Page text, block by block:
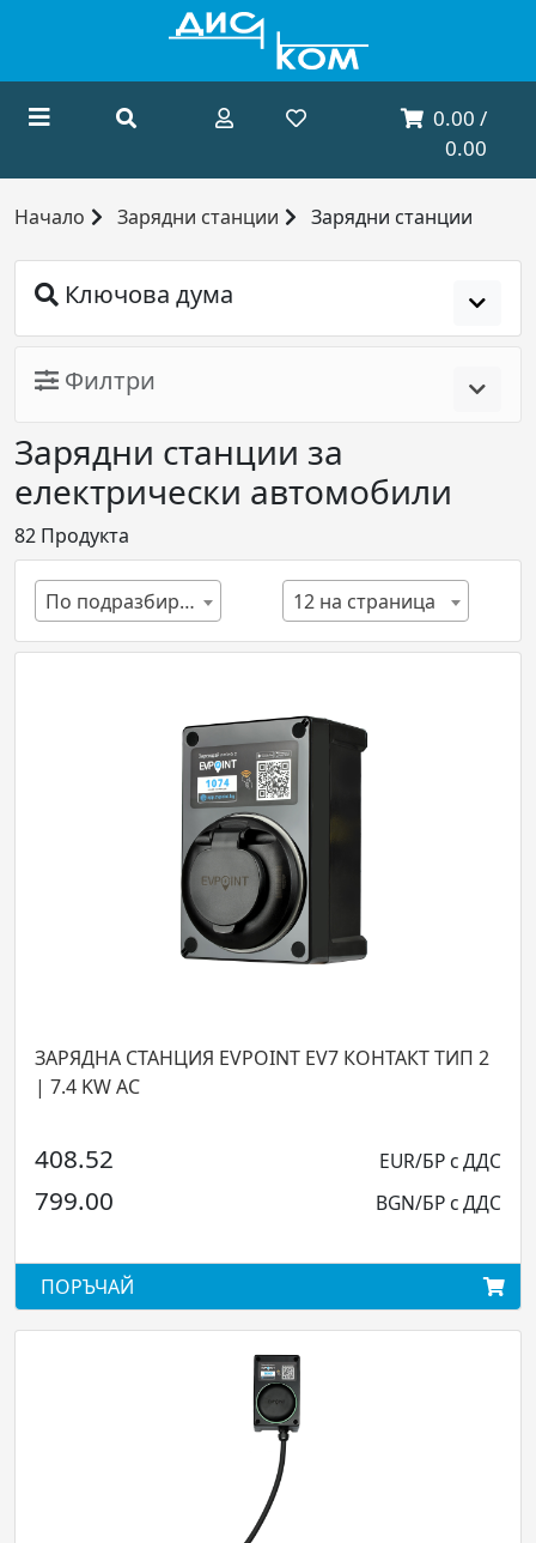
0.00 /
0.00
Начало Зарядни станции Зарядни станции
Ключова дума
Филтри
Зарядни станции за
електрически автомобили
82 Продукта
По подразбиране 12 на страница
ЗАРЯДНА СТАНЦИЯ EVPOINT EV7 КОНТАКТ ТИП 2
| 7.4 KW AC
408.52 EUR/БР с ДДС
799.00 BGN/БР с ДДС
ПОРЪЧАЙ